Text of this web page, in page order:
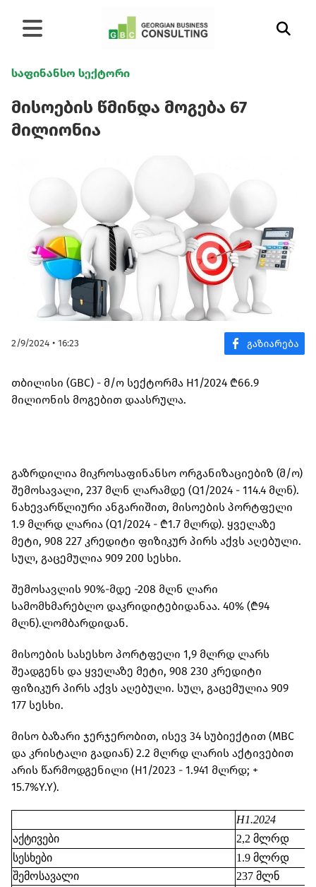
საფინანსო სექტორი
მისოების წმინდა მოგება 67
მილიონია
2/9/2024 • 16:23
თბილისი (GBC) - მ/ო სექტორმა H1/2024 ₾66.9
მილიონის მოგებით დაასრულა.
გაზრდილია მიკროსაფინანსო ორგანიზაციებიზ (მ/ო)
შემოსავალი, 237 მლნ ლარამდე (Q1/2024 - 114.4 მლნ).
ნახევარწლიური ანგარიშით, მისოების პორტფელი
1.9 მლრდ ლარია (Q1/2024 - ₾1.7 მლრდ). ყველაზე
მეტი, 908 227 კრედიტი ფიზიკურ პირს აქვს აღებული.
სულ, გაცემულია 909 200 სესხი.
შემოსავლის 90%-მდე -208 მლნ ლარი
სამომხმარებლო დაკრიდიტებიდანაა. 40% (₾94
მლნ).ლომბარდიდან.
მისოების სასესხო პორტფელი 1,9 მლრდ ლარს
შეადგენს და ყველაზე მეტი, 908 230 კრედიტი
ფიზიკურ პირს აქვს აღებული. სულ, გაცემულია 909
177 სესხი.
მისო ბაზარი ჯერჯერობით, ისევ 34 სუბიექტით (MBC
და კრისტალი გადიან) 2.2 მლრდ ლარის აქტივებით
არის წარმოდგენილი (H1/2023 - 1.941 მლრდ; +
15.7%Y.Y).
H1.2024
აქტივები
2,2 მლრდ
სესხები
1.9 მლრდ
შემოსავალი
237 მლნ